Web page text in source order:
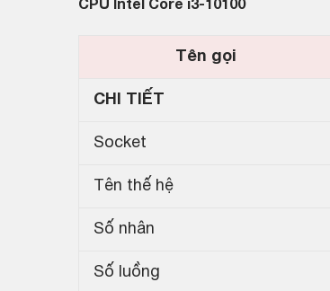
CPU Intel Core i3-10100
Tên gọi
CHI TIẾT
Socket
Tên thế hệ
Số nhân
Số luồng